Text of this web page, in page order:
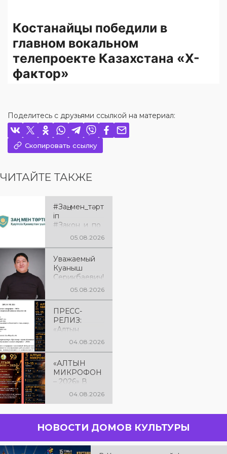
Поделитесь с друзьями ссылкой на материал:
Скопировать ссылку
ЧИТАЙТЕ ТАКЖЕ
#Заң_мен_тәрт
іп
#Закон_и_по
рядок05.08.2026
Уважаемый
Куаныш
Серикбаевич!
От всей
Вас с днём
рождения!
05.08.2026
ПРЕСС-
РЕЛИЗ:
«Алтын
микрофон –
ный конкурс
вокалистов
04.08.2026
«АЛТЫН
МИКРОФОН
– 2026» В
КОСТАНАЕ! С
Костанае
XXII
04.08.2026
НОВОСТИ ДОМОВ КУЛЬТУРЫ